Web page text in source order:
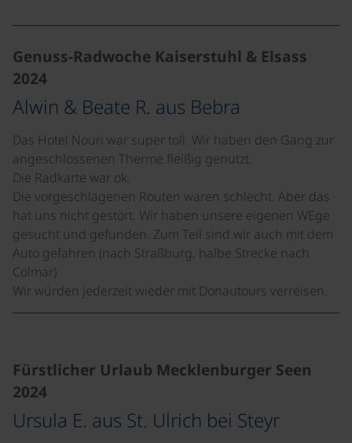
Genuss-Radwoche Kaiserstuhl & Elsass
2024
Alwin & Beate R. aus Bebra
Das Hotel Nouri war super toll. Wir haben den Gang zur
angeschlossenen Therme fleißig genutzt.
Die Radkarte war ok.
Die vorgeschlagenen Routen waren schlecht. Aber das
hat uns nicht gestört. Wir haben unsere eigenen WEge
gesucht und gefunden. Zum Teil sind wir auch mit dem
Auto gefahren (nach Straßburg, halbe Strecke nach
Colmar)
Wir würden jederzeit wieder mit Donautours verreisen.
Fürstlicher Urlaub Mecklenburger Seen
2024
Ursula E. aus St. Ulrich bei Steyr